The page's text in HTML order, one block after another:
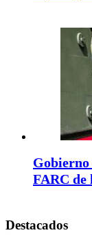
Gobierno
FARC de
Destacados